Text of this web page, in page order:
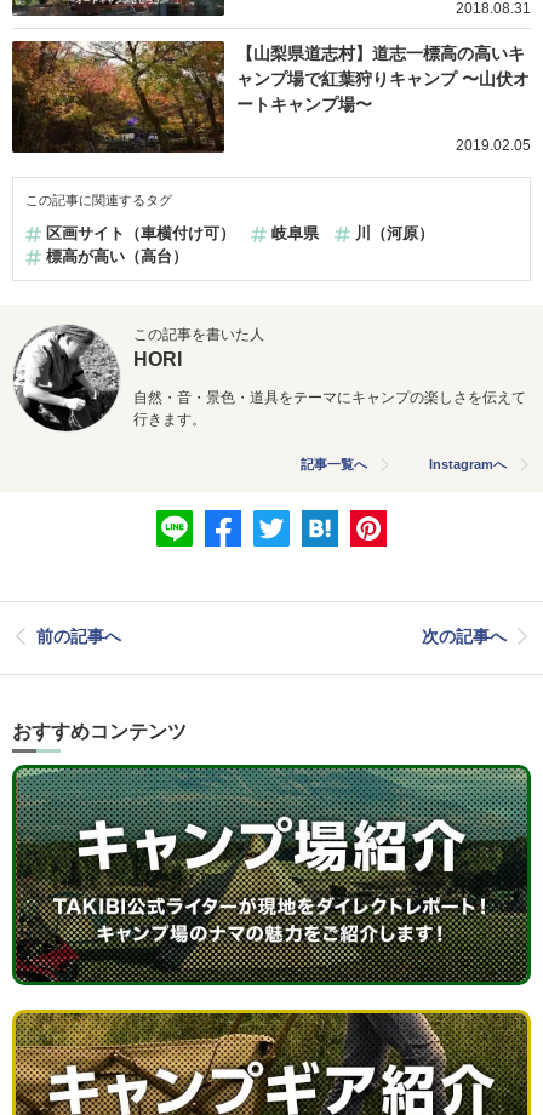
2018.08.31
【山梨県道志村】道志一標高の高いキ
ャンプ場で紅葉狩りキャンプ 〜山伏オ
ートキャンプ場〜
2019.02.05
この記事に関連するタグ
区画サイト（車横付け可） 岐阜県
川（河原）
標高が高い（高台）
この記事を書いた人
HORI
自然・音・景色・道具をテーマにキャンプの楽しさを伝えて
行きます。
記事一覧へ Instagramへ
前の記事へ 次の記事へ
おすすめコンテンツ